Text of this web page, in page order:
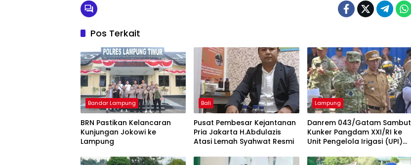
Pos Terkait
Bandar Lampung
BRN Pastikan Kelancaran
Kunjungan Jokowi ke
Lampung
Bali
Pusat Pembesar Kejantanan
Pria Jakarta H.Abdulazis
Atasi Lemah Syahwat Resmi
Lampung
Danrem 043/Gatam Sambut
Kunker Pangdam XXI/RI ke
Unit Pengelola Irigasi (UPI)